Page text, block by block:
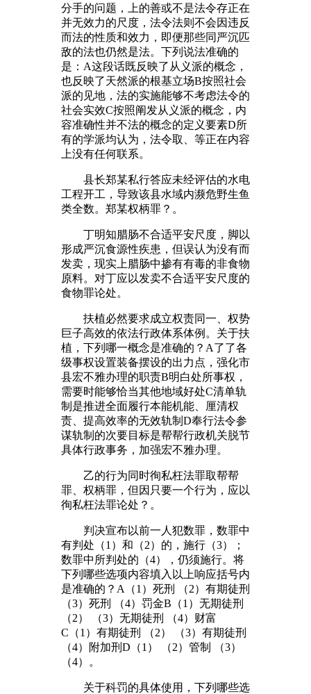
分手的问题，上的善或不是法令存正在
并无效力的尺度，法令法则不会因违反
而法的性质和效力，即便那些同严沉匹
敌的法也仍然是法。下列说法准确的
是：A这段话既反映了从义派的概念，
也反映了天然派的根基立场B按照社会
派的见地，法的实施能够不考虑法令的
社会实效C按照阐发从义派的概念，内
容准确性并不法的概念的定义要素D所
有的学派均认为，法令取、等正在内容
上没有任何联系。
县长郑某私行答应未经评估的水电
工程开工，导致该县水域内濒危野生鱼
类全数。郑某权柄罪？。
丁明知腊肠不合适平安尺度，脚以
形成严沉食源性疾患，但误认为没有而
发卖，现实上腊肠中掺有有毒的非食物
原料。对丁应以发卖不合适平安尺度的
食物罪论处。
扶植必然要求成立权责同一、权势
巨子高效的依法行政体系体例。关于扶
植，下列哪一概念是准确的？A了了各
级事权设置装备摆设的出力点，强化市
县宏不雅办理的职责B明白处所事权，
需要时能够恰当其他地域好处C清单轨
制是推进全面履行本能机能、厘清权
责、提高效率的无效轨制D奉行法令参
谋轨制的次要目标是帮帮行政机关脱节
具体行政事务，加强宏不雅办理。
乙的行为同时徇私枉法罪取帮帮
罪、权柄罪，但因只要一个行为，应以
徇私枉法罪论处？。
判决宣布以前一人犯数罪，数罪中
有判处（1）和（2）的，施行（3）；
数罪中所判处的（4），仍须施行。将
下列哪些选项内容填入以上响应括号内
是准确的？A（1）死刑 （2）有期徒刑
（3）死刑 （4）罚金B（1）无期徒刑
（2） （3）无期徒刑 （4）财富
C（1）有期徒刑 （2） （3）有期徒刑
（4）附加刑D（1） （2）管制 （3）
（4）。
关于科罚的具体使用，下列哪些选